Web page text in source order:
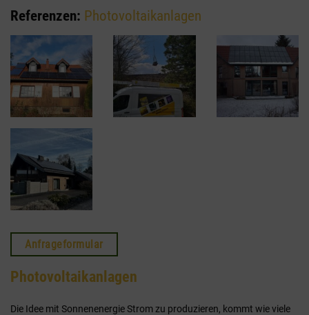
Referenzen: Photovoltaikanlagen
Anfrageformular
Photovoltaikanlagen
Die Idee mit Sonnenenergie Strom zu produzieren, kommt wie viele